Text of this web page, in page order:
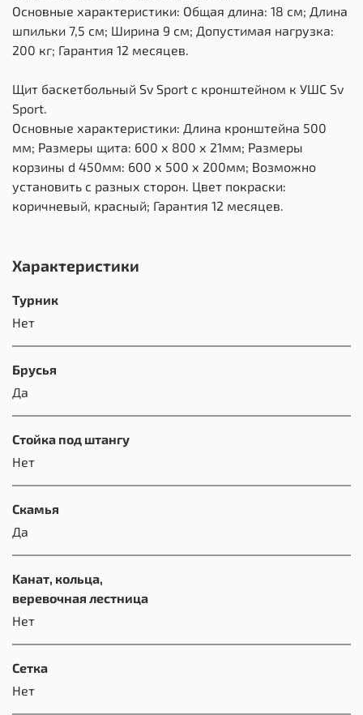
Основные характеристики: Общая длина: 18 см; Длина
шпильки 7,5 см; Ширина 9 см; Допустимая нагрузка:
200 кг; Гарантия 12 месяцев.
Щит баскетбольный Sv Sport c кронштейном к УШС Sv
Sport.
Основные характеристики: Длина кронштейна 500
мм; Размеры щита: 600 х 800 х 21мм; Размеры
корзины d 450мм: 600 х 500 х 200мм; Возможно
установить с разных сторон. Цвет покраски:
коричневый, красный; Гарантия 12 месяцев.
Характеристики
Турник
Нет
Брусья
Да
Стойка под штангу
Нет
Скамья
Да
Kанат, кольца,
веревочная лестница
Нет
Сетка
Нет